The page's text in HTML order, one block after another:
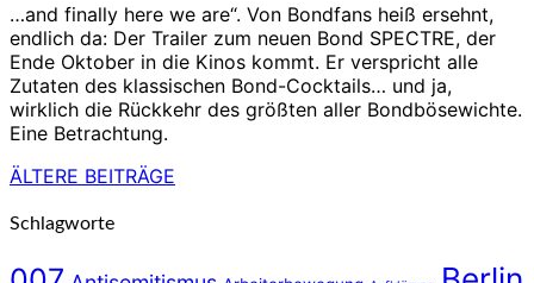
wird
…and finally here we are“. Von Bondfans heiß ersehnt,
endlich da: Der Trailer zum neuen Bond SPECTRE, der
Ende Oktober in die Kinos kommt. Er verspricht alle
Zutaten des klassischen Bond-Cocktails… und ja,
wirklich die Rückkehr des größten aller Bondbösewichte.
Eine Betrachtung.
Beitragsnavigation
ÄLTERE BEITRÄGE
Schlagworte